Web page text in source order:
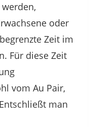
oder
Zeit im
Für diese Zeit
vom Au Pair,
man